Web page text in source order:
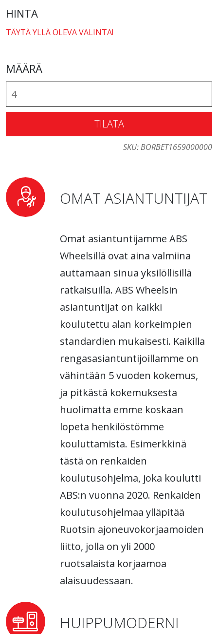
HINTA
TÄYTÄ YLLÄ OLEVA VALINTA!
MÄÄRÄ
TILATA
SKU:BORBET1659000000
OMAT ASIANTUNTIJAT
Omat asiantuntijamme ABS
Wheelsillä ovat aina valmiina
auttamaan sinua yksilöllisillä
ratkaisuilla. ABS Wheelsin
asiantuntijat on kaikki
koulutettu alan korkeimpien
standardien mukaisesti. Kaikilla
rengasasiantuntijoillamme on
vähintään 5 vuoden kokemus,
ja pitkästä kokemuksesta
huolimatta emme koskaan
lopeta henkilöstömme
kouluttamista. Esimerkkinä
tästä on renkaiden
koulutusohjelma, joka koulutti
ABS:n vuonna 2020. Renkaiden
koulutusohjelmaa ylläpitää
Ruotsin ajoneuvokorjaamoiden
liitto, jolla on yli 2000
ruotsalaista korjaamoa
alaisuudessaan.
HUIPPUMODERNI